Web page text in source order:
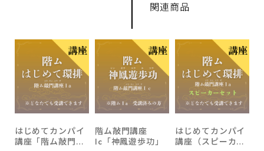
関連商品
はじめてカンパイ
講座「階ム敲門講
階ム敲門講座
Ic「神鳳遊歩功」
はじめてカンパイ
講座（スピーカー